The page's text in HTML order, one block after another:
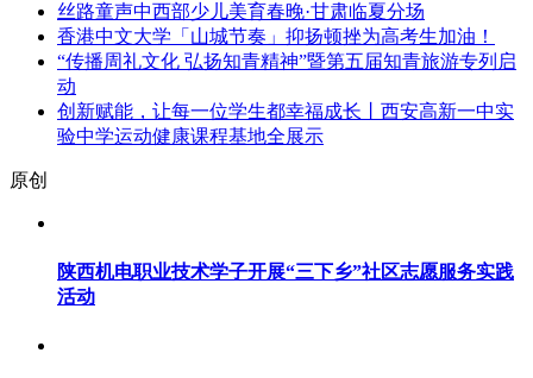
丝路童声中西部少儿美育春晚·甘肃临夏分场
香港中文大学「山城节奏」抑扬顿挫为高考生加油！
“传播周礼文化 弘扬知青精神”暨第五届知青旅游专列启
动
创新赋能，让每一位学生都幸福成长丨西安高新一中实
验中学运动健康课程基地全展示
原创
陕西机电职业技术学子开展“三下乡”社区志愿服务实践
活动